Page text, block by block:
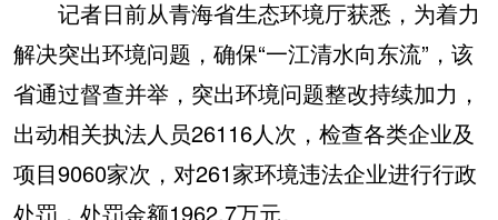
记者日前从青海省生态环境厅获悉，为着力
解决突出环境问题，确保“一江清水向东流”，该
省通过督查并举，突出环境问题整改持续加力，
出动相关执法人员26116人次，检查各类企业及
项目9060家次，对261家环境违法企业进行行政
处罚，处罚金额1962.7万元。